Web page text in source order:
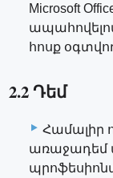
Microsoft
հոսք
2.2 Դեմ
Համալիր
առաջադեմ